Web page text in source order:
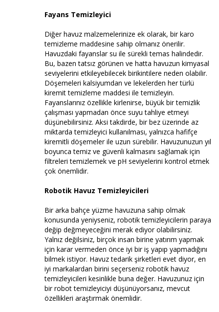
Fayans Temizleyici
Diğer havuz malzemelerinize ek olarak, bir karo
temizleme maddesine sahip olmanız önerilir.
Havuzdaki fayanslar su ile sürekli temas halindedir.
Bu, bazen tatsız görünen ve hatta havuzun kimyasal
seviyelerini etkileyebilecek birikintilere neden olabilir.
Döşemeleri kalsiyumdan ve lekelerden her türlü
kiremit temizleme maddesi ile temizleyin.
Fayanslarınız özellikle kirlenirse, büyük bir temizlik
çalışması yapmadan önce suyu tahliye etmeyi
düşünebilirsiniz. Aksi takdirde, bir bez üzerinde az
miktarda temizleyici kullanılması, yalnızca hafifçe
kiremitli döşemeler ile uzun sürebilir. Havuzunuzun yıl
boyunca temiz ve güvenli kalmasını sağlamak için
filtreleri temizlemek ve pH seviyelerini kontrol etmek
çok önemlidir.
Robotik Havuz Temizleyicileri
Bir arka bahçe yüzme havuzuna sahip olmak
konusunda yeniyseniz, robotik temizleyicilerin paraya
değip değmeyeceğini merak ediyor olabilirsiniz.
Yalnız değilsiniz, birçok insan birine yatırım yapmak
için karar vermeden önce iyi bir iş yapıp yapmadığını
bilmek istiyor. Havuz tedarik şirketleri evet diyor, en
iyi markalardan birini seçerseniz robotik havuz
temizleyicileri kesinlikle buna değer. Havuzunuz için
bir robot temizleyiciyi düşünüyorsanız, mevcut
özellikleri araştırmak önemlidir.